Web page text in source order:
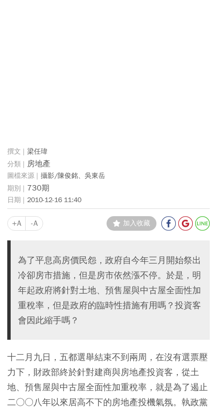
梁任瑋
房地產
攝影/陳俊銘、吳東岳
730期
2010-12-16 11:40
+A -A 加入收藏
為了平息高房價民怨，政府自今年三月開始祭出
冷卻房市措施，但是房市依然漲不停。於是，明
年起政府將針對土地、預售屋與中古屋全面性加
重稅率，但是政府的臨時性措施有用嗎？投資客
會因此縮手嗎？
十二月九日，五都選舉結束不到兩周，在沒有選票壓
力下，財政部終於針對建商與房地產投資客，從土
地、預售屋與中古屋全面性加重稅率，就是為了遏止
二○○八年以來居高不下的房地產投機氣氛。執政黨